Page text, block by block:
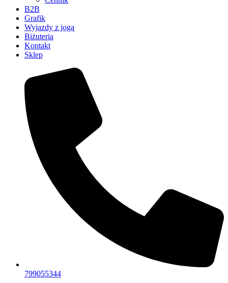
B2B
Grafik
Wyjazdy z jogą
Biżuteria
Kontakt
Sklep
799055344